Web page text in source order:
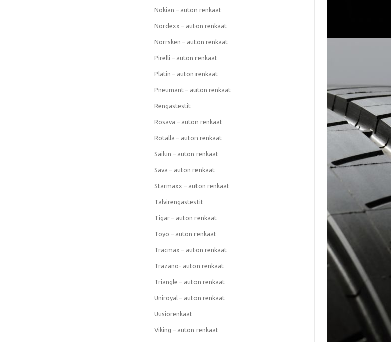
Nokian – auton renkaat
Nordexx – auton renkaat
Norrsken – auton renkaat
Pirelli – auton renkaat
Platin – auton renkaat
Pneumant – auton renkaat
Rengastestit
Rosava – auton renkaat
Rotalla – auton renkaat
Sailun – auton renkaat
Sava – auton renkaat
Starmaxx – auton renkaat
Talvirengastestit
Tigar – auton renkaat
Toyo – auton renkaat
Tracmax – auton renkaat
Trazano- auton renkaat
Triangle – auton renkaat
Uniroyal – auton renkaat
Uusiorenkaat
Viking – auton renkaat